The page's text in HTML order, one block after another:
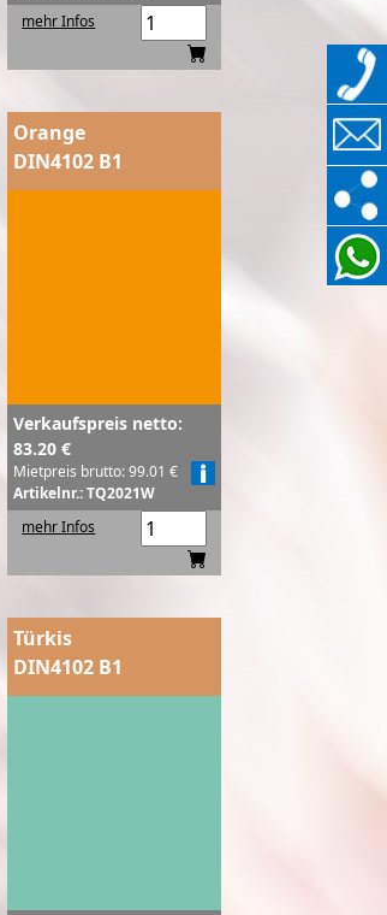
mehr Infos
Orange
DIN4102 B1
Verkaufspreis netto:
83.20 €
Mietpreis brutto: 99.01 €
Artikelnr.: TQ2021W
mehr Infos
Türkis
DIN4102 B1